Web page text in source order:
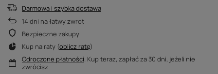
Darmowa i szybka dostawa
14 dni na łatwy zwrot
Bezpieczne zakupy
Kup na raty (oblicz ratę)
Odroczone płatności. Kup teraz, zapłać za 30 dni, jeżeli nie
zwrócisz